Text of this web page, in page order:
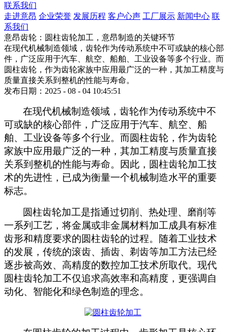
联系我们
走进意昂 企业荣誉 发展历程 客户心声 工厂展示 新闻中心 联
系我们
意昂齿轮：圆柱齿轮加工，意昂制造的关键环节
在现代机械制造领域，齿轮作为传动系统中不可或缺的核心部
件，广泛应用于汽车、航空、船舶、工业设备等多个行业。而
圆柱齿轮，作为齿轮家族中应用最广泛的一种，其加工精度与
质量直接关系到整机的性能与寿命。
发布日期：2025 - 08 - 04 10:45:51
在现代机械制造领域，齿轮作为传动系统中不
可或缺的核心部件，广泛应用于汽车、航空、船
舶、工业设备等多个行业。而圆柱齿轮，作为齿轮
家族中应用最广泛的一种，其加工精度与质量直接
关系到整机的性能与寿命。因此，圆柱齿轮加工技
术的先进性，已成为衡量一个机械制造水平的重要
标志。
圆柱齿轮加工是指通过切削、热处理、磨削等
一系列工艺，将金属或非金属材料加工成具有标准
齿形和精度要求的圆柱齿轮的过程。随着工业技术
的发展，传统的滚齿、插齿、剃齿等加工方法已经
逐步被高效、高精度的数控加工技术所取代。现代
圆柱齿轮加工不仅追求高效率和高精度，更强调自
动化、智能化和绿色制造的理念。